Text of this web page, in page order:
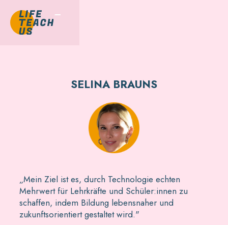
SELINA BRAUNS
„Mein Ziel ist es, durch Technologie echten
Mehrwert für Lehrkräfte und Schüler:innen zu
schaffen, indem Bildung lebensnaher und
zukunftsorientiert gestaltet wird."